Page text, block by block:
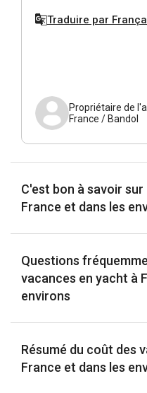
Traduire par
Propriétaire de
France / Bandol
C'est bon à savoir
France et dans les
Questions
vacances en yacht à
environs
Résumé du coût des
France et dans les